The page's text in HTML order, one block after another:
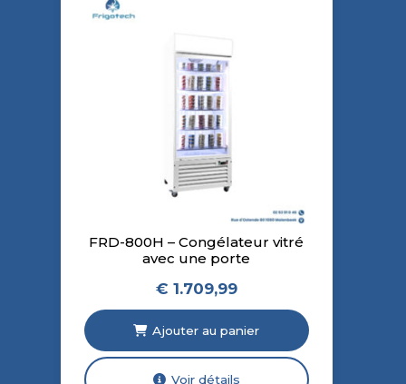
FRD-800H – Congélateur vitré
avec une porte
€ 1.709,99
Ajouter au panier
Voir détails